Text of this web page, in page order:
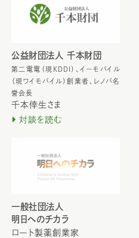
公益財団法人 千本財団
第二電電（現KDDI）、イーモバイル
（現ワイモバイル）創業者、レノバ名
誉会長
千本倖生さま
対談を読む
一般社団法人
明日へのチカラ
ロート製薬創業家